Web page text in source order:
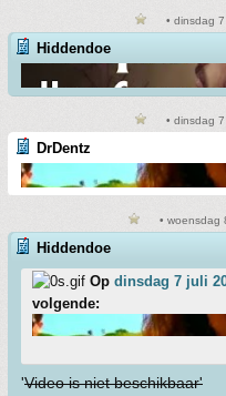
• dinsdag
Hiddendoe
• dinsdag
DrDentz
• woensdag
Hiddendoe
Op dinsdag 7 juli
volgende:
'Video is niet beschikbaar'